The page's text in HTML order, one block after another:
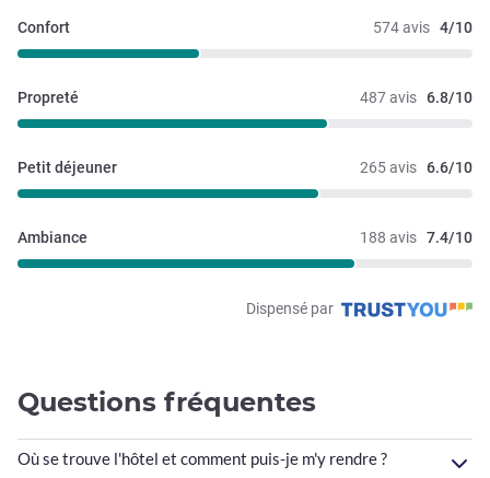
574 avis 4/10
Confort
487 avis 6.8/10
Propreté
265 avis 6.6/10
Petit déjeuner
188 avis 7.4/10
Ambiance
Dispensé par
Questions fréquentes
Où se trouve l'hôtel et comment puis-je m'y rendre ?